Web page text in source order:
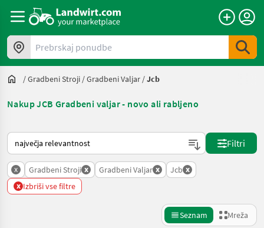
Prebrskaj ponudbe
/Gradbeni Stroji /Gradbeni Valjar /Jcb
Nakup JCB Gradbeni valjar - novo ali rabljeno
Tako je razvrščeno na Landwirt.com
Filtri
x Gradbeni Stroji x Gradbeni Valjar x Jcb x
x Izbriši vse filtre
Seznam Mreža